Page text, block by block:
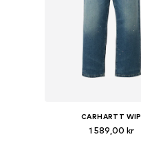
CARHARTT WIP
1 589,00 kr